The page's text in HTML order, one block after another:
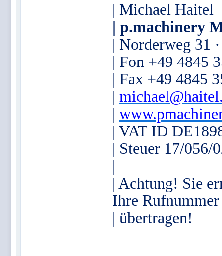
| Michael Haitel
| p.machinery
| Norderweg 31
| Fon +49 4845
| Fax +49 4845
|
|
| VAT ID
| Steuer 17/056/
|
| Achtung! Sie
Ihre Rufnummer
| übertragen!